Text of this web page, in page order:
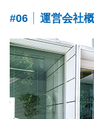
#06 運営会社